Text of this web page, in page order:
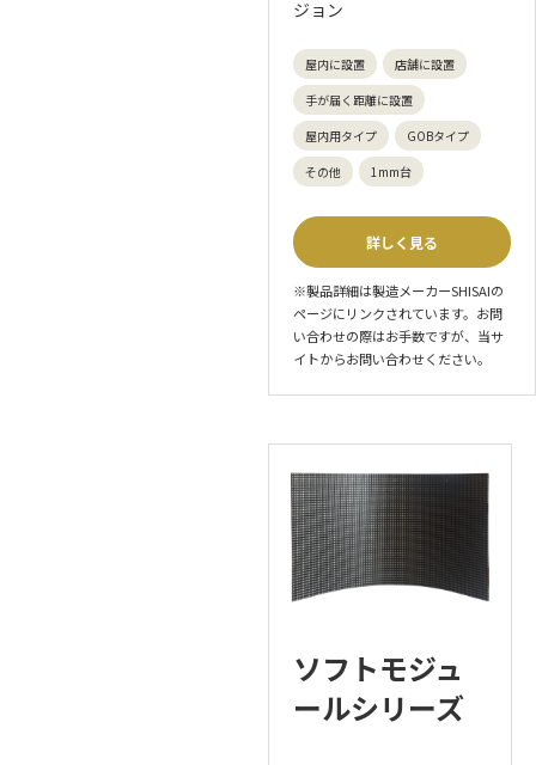
ジョン
屋内に設置
店舗に設置
手が届く距離に設置
屋内用タイプ
GOBタイプ
その他
1mm台
詳しく見る
※製品詳細は製造メーカーSHISAIの
ページにリンクされています。お問
い合わせの際はお手数ですが、当サ
イトからお問い合わせください。
ソフトモジュ
ールシリーズ